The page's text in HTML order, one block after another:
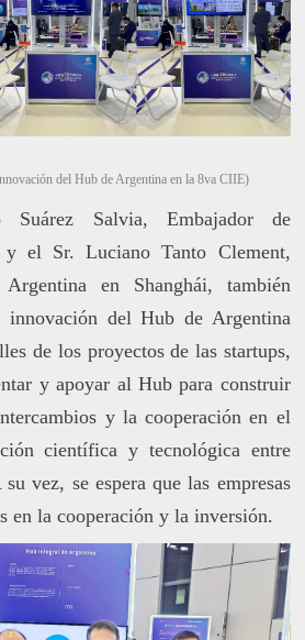
del Hub de Argentina en la 8va CIIE)
Salvia, Embajador de
el Sr. Luciano Tanto Clement,
en Shanghái, también
del Hub de Argentina
de los proyectos de las startups,
y apoyar al Hub para construir
y la cooperación en el
científica y tecnológica entre
vez, se espera que las empresas
en la cooperación y la inversión.